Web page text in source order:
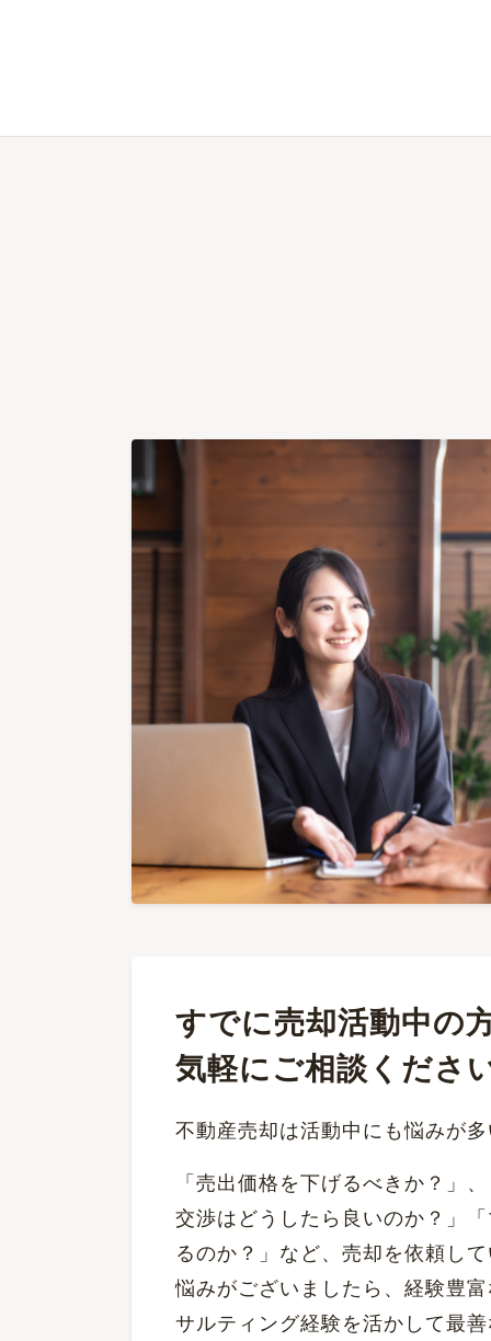
すでに売却活動中の
気軽にご相談くださ
不動産売却は活動中にも悩みが
「売出価格を下げるべきか？」
交渉はどうしたら良いのか？」
るのか？」など、売却を依頼し
悩みがございましたら、経験豊
サルティング経験を活かして最